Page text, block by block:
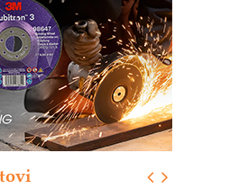
ADVANCED INDICATOR
za efikasnije
transformatora u
i vetroparkovima
na gradilištu- standard
građenja
sa tečnim